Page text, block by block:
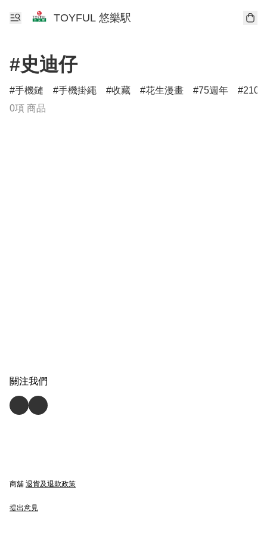
TOYFUL 悠樂駅
#史迪仔
手機鏈 手機掛繩 收藏 花生漫畫 75週年
210
0項 商品
關注我們
商舖 退貨及退款政策
提出意見